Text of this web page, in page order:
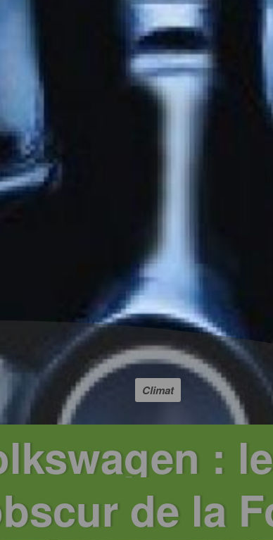
Climat
:
de la